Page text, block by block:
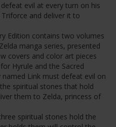
evil at every turn on his
and deliver it to
Edition contains two volumes
manga series, presented
covers and color art pieces
Hyrule and the Sacred
named Link must defeat evil on
spiritual stones that hold
them to Zelda, princess of
spiritual stones hold the